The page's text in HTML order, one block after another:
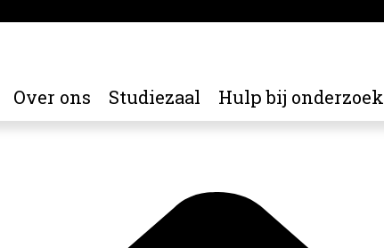
Over ons Studiezaal Hulp bij onderzoek